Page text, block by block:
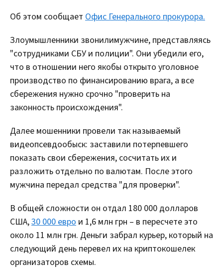
Об этом сообщает Офис Генерального прокурора.
Злоумышленники звонилимужчине, представляясь
"сотрудниками СБУ и полиции". Они убедили его,
что в отношении него якобы открыто уголовное
производство по финансированию врага, а все
сбережения нужно срочно "проверить на
законность происхождения".
Далее мошенники провели так называемый
видеопсевдообыск: заставили потерпевшего
показать свои сбережения, сосчитать их и
разложить отдельно по валютам. После этого
мужчина передал средства "для проверки".
В общей сложности он отдал 180 000 долларов
США,30 000 евро и 1,6 млн грн – в пересчете это
около 11 млн грн. Деньги забрал курьер, который на
следующий день перевел их на криптокошелек
организаторов схемы.